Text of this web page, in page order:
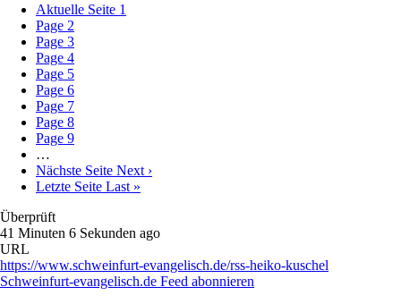
Aktuelle Seite 1
Page 2
Page 3
Page 4
Page 5
Page 6
Page 7
Page 8
Page 9
…
Nächste Seite Next ›
Letzte Seite Last »
Überprüft
41 Minuten 6 Sekunden ago
URL
https://www.schweinfurt-evangelisch.de/rss-heiko-kuschel
Schweinfurt-evangelisch.de Feed abonnieren